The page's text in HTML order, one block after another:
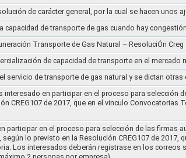
de carácter general, por la cual se hacen unos
de transporte de gas cuando hay
Transporte de Gas Natural – ResoluciÓn Creg
de capacidad de transporte en el mercado
servicio de transporte de gas natural y se dictan
interesado en participar en el proceso para
CREG107 de 2017, que en el vinculo Convocatorias
participar en el proceso para selección de las
lo previsto en la Resolución CREG107 de 2017,
Los interesados deberán registrase en los